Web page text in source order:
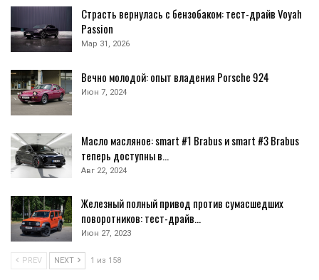
Страсть вернулась с бензобаком: тест-драйв Voyah
Passion
Мар 31, 2026
Вечно молодой: опыт владения Porsche 924
Июн 7, 2024
Масло масляное: smart #1 Brabus и smart #3 Brabus
теперь доступны в…
Авг 22, 2024
Железный полный привод против сумасшедших
поворотников: тест-драйв…
Июн 27, 2023
PREV NEXT 1 из 158